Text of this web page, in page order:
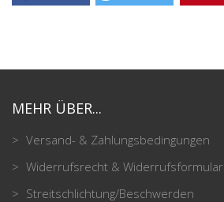
MEHR ÜBER...
Versand- & Zahlungsbedingungen
Widerrufsrecht & Widerrufsformular
Streitschlichtung/Beschwerden